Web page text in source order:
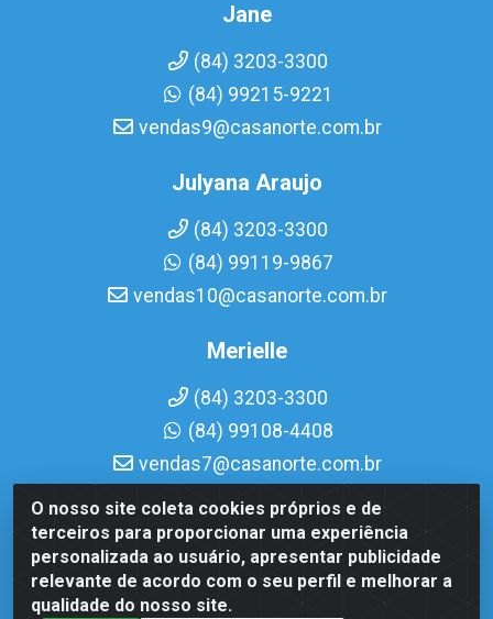
O nosso site coleta cookies próprios e de
terceiros para proporcionar uma experiência
personalizada ao usuário, apresentar publicidade
relevante de acordo com o seu perfil e melhorar a
qualidade do nosso site.
Jane
(84) 3203-3300
(84) 99215-9221
vendas9@casanorte.com.br
Julyana Araujo
(84) 3203-3300
(84) 99119-9867
vendas10@casanorte.com.br
Merielle
(84) 3203-3300
(84) 99108-4408
vendas7@casanorte.com.br
Casa Norte LTDA - Av. Interventor Mário Câmara, 1815 -
Dix-Sept Rosado, Natal/RN - CEP 59054-600 - CNPJ
08.713.513/0001-51